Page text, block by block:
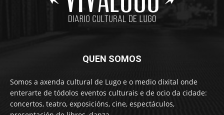
QUEN SOMOS
Somos a axenda cultural de Lugo e o medio dixital onde
enterarte de tódolos eventos culturais e de ocio da cidade:
concertos, teatro, exposicións, cine, espectáculos,